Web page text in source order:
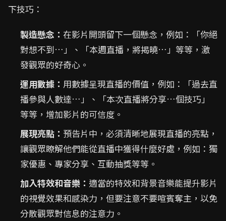
下技巧：
製造懸念： 在影片開頭留下一個懸念，例如：「你絕
對想不到…」、「本週直播，將揭曉…」等等，激
發觀眾的好奇心。
運用數據： 用數據呈現直播的價值，例如：「過去直
播參與人數達…」、「本次直播將分享…個技巧」
等等，增加影片的可信度。
展現亮點： 預告片中，必須清晰地展現直播的亮點，
讓觀眾瞭解他們能從直播中獲得什麼好處，例如：獨
家優惠、專家分享、互動抽獎等等。
加入特效和音樂： 適當的特效和背景音樂能提升影片
的視覺效果和感染力，但要注意不要喧賓奪主，以免
分散觀眾對信息的注意力。